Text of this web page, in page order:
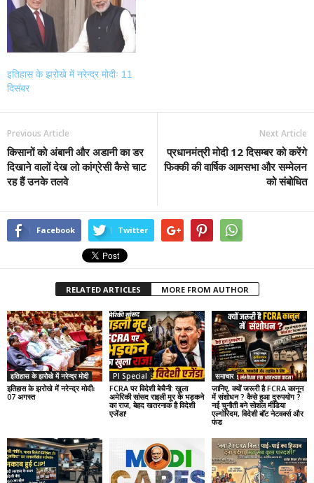
इतिहास के झरोखे में नरेन्द्र मोदीः 11
दिसंबर
Previous Article
किसानों को अंबानी और अडानी का डर
दिखाने वालों देख लो कांग्रेसी कैसे चाट
रह हैं उनके तलवे
Next Article
प्रधानमंत्री मोदी 12 दिसम्बर को करेंगे
फिक्की की वार्षिक आमसभा और सम्मेलन
को संबोधित
Facebook Twitter
RELATED ARTICLES MORE FROM AUTHOR
इतिहास के झरोखे में नरेन्द्र मोदी
इतिहास के झरोखे में नरेन्द्र मोदीः
07 अगस्त
PI Special
FCRA पर विदेशी बेचैनी: खुला
अमेरिकी सांसद राइली मूर के भड़कने
का राज, बेहद खतरनाक है विदेशी
एजेंडा!
समाचार
जानिए, क्यों जरूरी है FCRA कानून
में संशोधन ? कैसे हुआ दुरुपयोग ?
नई चुनौती बने सोशल मीडिया
एल्गोरिदम, विदेशी बॉट नेटवर्क्स और
फंड